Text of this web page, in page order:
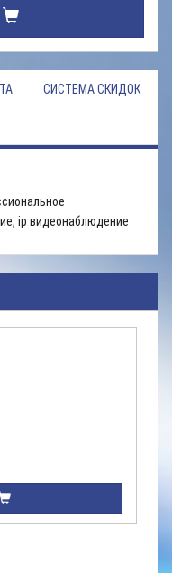
СИСТЕМА СКИДОК
ip видеонаблюдение